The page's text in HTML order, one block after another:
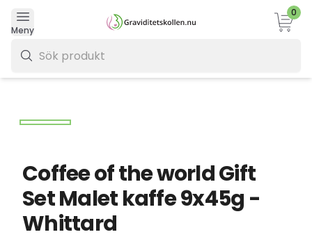
Meny
0
Coffee of the world Gift
Set Malet kaffe 9x45g -
Whittard